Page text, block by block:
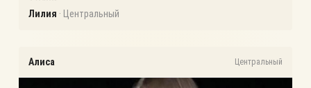
Лилия · Центральный
Алиса Центральный